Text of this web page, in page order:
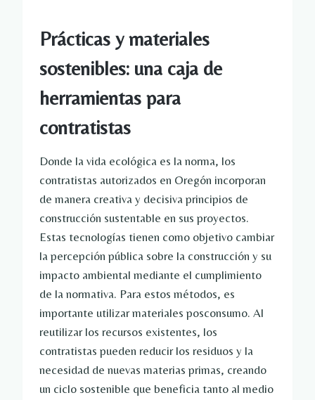
Prácticas y materiales
sostenibles: una caja de
herramientas para
contratistas
Donde la vida ecológica es la norma, los
contratistas autorizados en Oregón incorporan
de manera creativa y decisiva principios de
construcción sustentable en sus proyectos.
Estas tecnologías tienen como objetivo cambiar
la percepción pública sobre la construcción y su
impacto ambiental mediante el cumplimiento
de la normativa. Para estos métodos, es
importante utilizar materiales posconsumo. Al
reutilizar los recursos existentes, los
contratistas pueden reducir los residuos y la
necesidad de nuevas materias primas, creando
un ciclo sostenible que beneficia tanto al medio